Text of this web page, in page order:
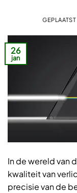
26
jan
In de wereld van
kwaliteit van
precisie van de